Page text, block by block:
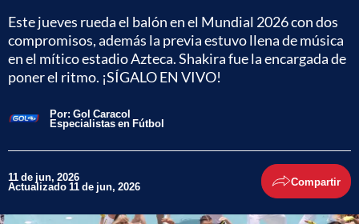
Este jueves rueda el balón en el Mundial 2026 con dos
compromisos, además la previa estuvo llena de música
en el mítico estadio Azteca. Shakira fue la encargada de
poner el ritmo. ¡SÍGALO EN VIVO!
Por: Gol Caracol
Especialistas en Fútbol
11 de jun, 2026
Actualizado 11 de jun, 2026 Compartir